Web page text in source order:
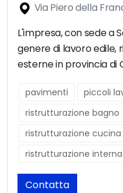
Via Piero della
L'impresa, con sede a
genere di lavoro edile,
esterne in provincia di
pavimenti
piccoli
ristrutturazione bagno
ristrutturazione cucina
ristrutturazione interna
Contatta